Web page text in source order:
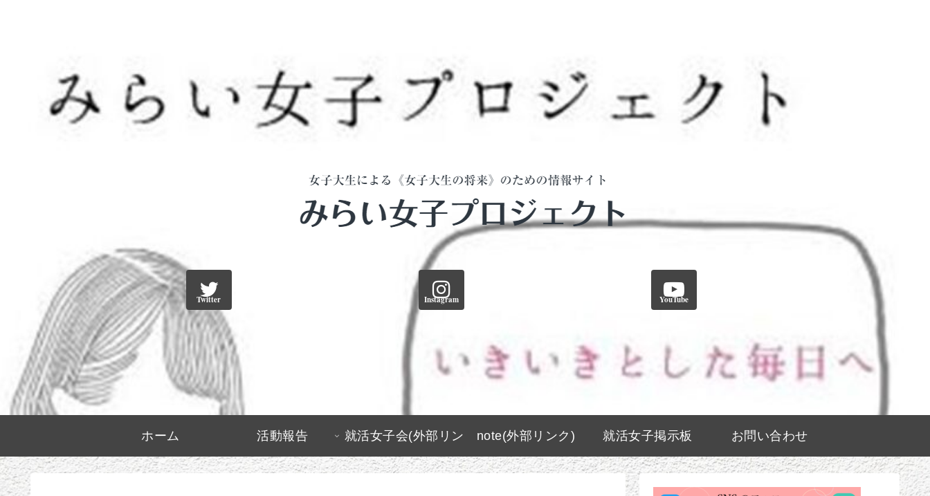
Twitter Instagram YouTube
ホーム 活動報告 就活女子会(外部リン
ク)
note(外部リンク) 就活女子掲示板 お問い合わせ